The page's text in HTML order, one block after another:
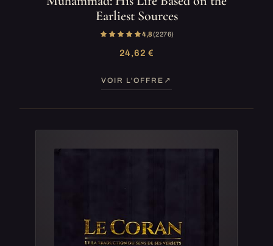
Earliest Sources
4,8(2 276)
24,62 €
VOIR L'OFFRE